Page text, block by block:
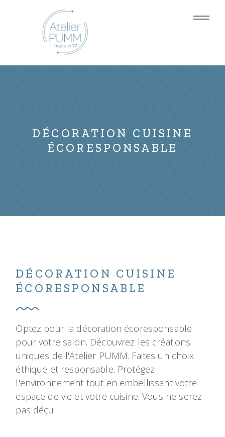
DÉCORATION CUISINE
ÉCORESPONSABLE
DÉCORATION CUISINE
ÉCORESPONSABLE
Optez pour la décoration écoresponsable
pour votre salon. Découvrez les créations
uniques de l'Atelier PUMM. Faites un choix
éthique et responsable. Protégez
l'environnement tout en embellissant votre
espace de vie et votre cuisine. Vous ne serez
pas déçu.